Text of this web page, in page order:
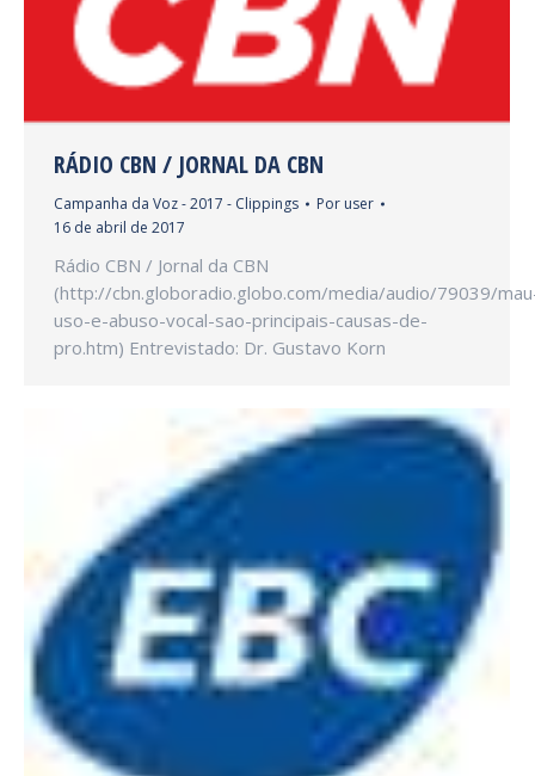
RÁDIO CBN / JORNAL DA CBN
Campanha da Voz - 2017 - Clippings Por user
16 de abril de 2017
Rádio CBN / Jornal da CBN
(http://cbn.globoradio.globo.com/media/audio/79039/
uso-e-abuso-vocal-sao-principais-causas-de-
pro.htm) Entrevistado: Dr. Gustavo Korn